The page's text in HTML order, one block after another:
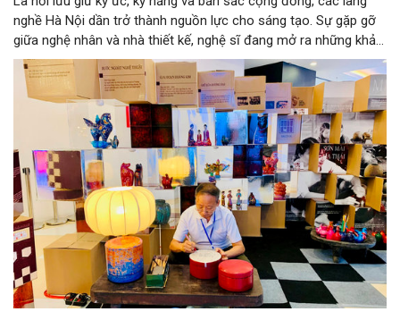
nghề Hà Nội dần trở thành nguồn lực cho sáng tạo. Sự gặp gỡ
giữa nghệ nhân và nhà thiết kế, nghệ sĩ đang mở ra những khả
năng phát triển mới cho thủ công đương đại trên nền tảng di
sản. Từ những cuộc “kết duyên” đầy cảm hứng ấy, Hà Nội đang
khơi thông mạch ngầm của hệ sinh thái thủ công, biến vốn cổ
thành động lực bền vững cho tương lai.